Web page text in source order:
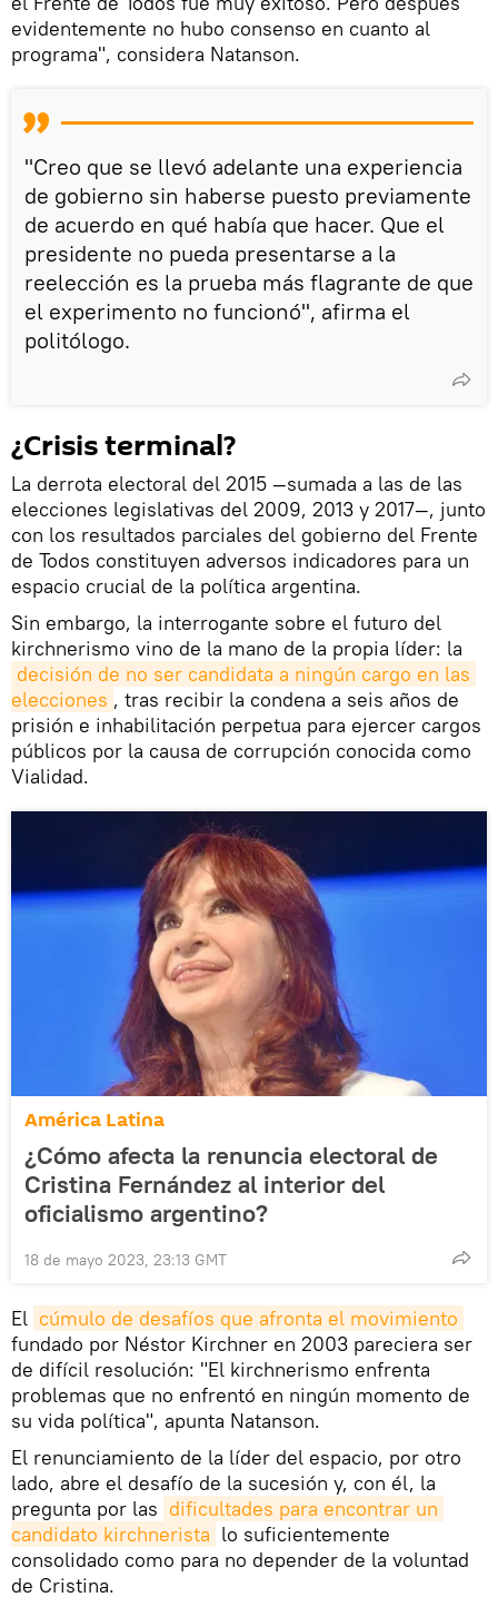
evidentemente no hubo consenso en cuanto al
programa", considera Natanson.
"Creo que se llevó adelante una experiencia
de gobierno sin haberse puesto previamente
de acuerdo en qué había que hacer. Que el
presidente no pueda presentarse a la
reelección es la prueba más flagrante de que
el experimento no funcionó", afirma el
politólogo.
¿Crisis terminal?
La derrota electoral del 2015 —sumada a las de las
elecciones legislativas del 2009, 2013 y 2017—, junto
con los resultados parciales del gobierno del Frente
de Todos constituyen adversos indicadores para un
espacio crucial de la política argentina.
Sin embargo, la interrogante sobre el futuro del
kirchnerismo vino de la mano de la propia líder: la
decisión de no ser candidata a ningún cargo en las
elecciones , tras recibir la condena a seis años de
prisión e inhabilitación perpetua para ejercer cargos
públicos por la causa de corrupción conocida como
Vialidad.
América Latina
¿Cómo afecta la renuncia electoral de
Cristina Fernández al interior del
oficialismo argentino?
18 de mayo 2023, 23:13 GMT
El cúmulo de desafíos que afronta el movimiento
fundado por Néstor Kirchner en 2003 pareciera ser
de difícil resolución: "El kirchnerismo enfrenta
problemas que no enfrentó en ningún momento de
su vida política", apunta Natanson.
El renunciamiento de la líder del espacio, por otro
lado, abre el desafío de la sucesión y, con él, la
pregunta por las dificultades para encontrar un
candidato kirchnerista lo suficientemente
consolidado como para no depender de la voluntad
de Cristina.